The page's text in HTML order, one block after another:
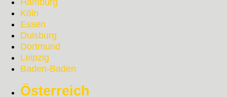
Köln
Essen
Duisburg
Dortmund
Leipzig
Baden-Baden
Österreich